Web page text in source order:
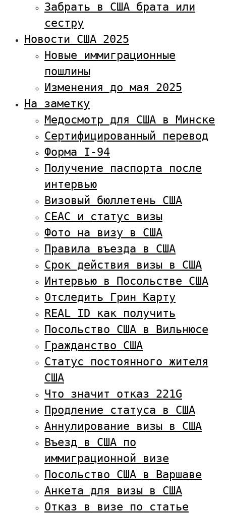
Забрать в США брата или
сестру
Новости США 2025
Новые иммиграционные
пошлины
Изменения до мая 2025
На заметку
Медосмотр для США в Минске
Сертифицированный перевод
Форма I-94
Получение паспорта после
интервью
Визовый бюллетень США
CEAC и статус визы
Фото на визу в США
Правила въезда в США
Срок действия визы в США
Интервью в Посольстве США
Отследить Грин Карту
REAL ID как получить
Посольство США в Вильнюсе
Гражданство США
Статус постоянного жителя
США
Что значит отказ 221G
Продление статуса в США
Аннулирование визы в США
Въезд в США по
иммиграционной визе
Посольство США в Варшаве
Анкета для визы в США
Отказ в визе по статье